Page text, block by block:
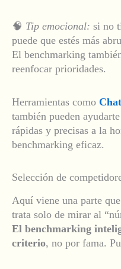
🧠 Tip emocional: si no
puede que estés más
El benchmarking
reenfocar prioridades.
Herramientas como
también pueden
rápidas y precisas a la
benchmarking eficaz.
Selección de
Aquí viene una parte
trata solo de mirar al
El benchmarking
criterio, no por fama.